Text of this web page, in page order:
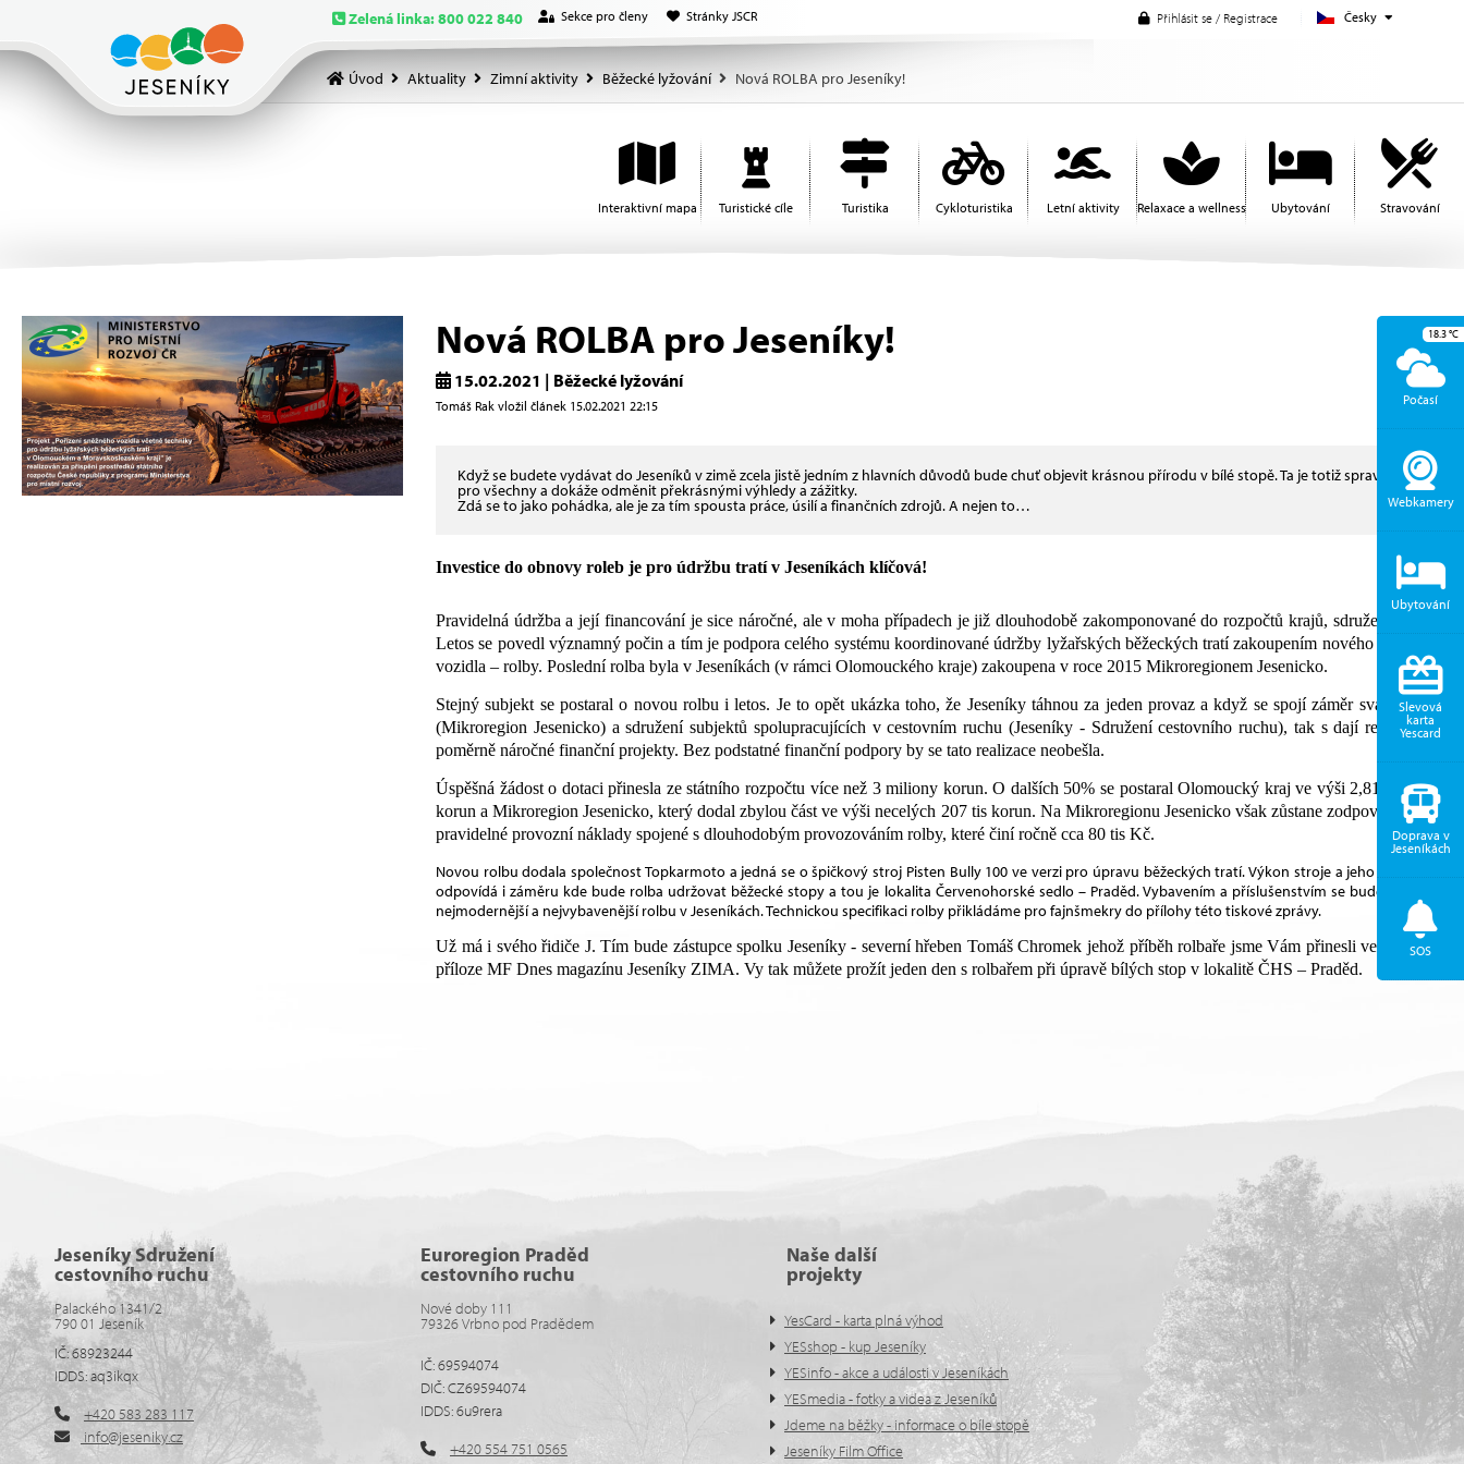
Česky
Přihlásit se / Registrace
Zelená linka: 800 022 840 Sekce pro členy Stránky JSCR
Úvod Aktuality Zimní aktivity Běžecké lyžování Nová ROLBA pro Jeseníky!
Interaktivní mapa Turistické cíle Turistika Cykloturistika Letní aktivity Relaxace a wellness Ubytování Stravování
Nová ROLBA pro Jeseníky!
15.02.2021 | Běžecké lyžování
Tomáš Rak vložil článek 15.02.2021 22:15
Když se budete vydávat do Jeseníků v zimě zcela jistě jedním z hlavních důvodů bude chuť objevit krásnou přírodu v bílé stopě. Ta je totiž spravedlivá
pro všechny a dokáže odměnit překrásnými výhledy a zážitky.
Zdá se to jako pohádka, ale je za tím spousta práce, úsilí a finančních zdrojů. A nejen to…
Investice do obnovy roleb je pro údržbu tratí v Jeseníkách klíčová!
Pravidelná údržba a její financování je sice náročné, ale v moha případech je již dlouhodobě zakomponované do rozpočtů krajů, sdružení a obcí.
Letos se povedl významný počin a tím je podpora celého systému koordinované údržby lyžařských běžeckých tratí zakoupením nového sněžného
vozidla – rolby. Poslední rolba byla v Jeseníkách (v rámci Olomouckého kraje) zakoupena v roce 2015 Mikroregionem Jesenicko.
Stejný subjekt se postaral o novou rolbu i letos. Je to opět ukázka toho, že Jeseníky táhnou za jeden provaz a když se spojí záměr svazku obcí
(Mikroregion Jesenicko) a sdružení subjektů spolupracujících v cestovním ruchu (Jeseníky - Sdružení cestovního ruchu), tak s dají realizovat i
poměrně náročné finanční projekty. Bez podstatné finanční podpory by se tato realizace neobešla.
Úspěšná žádost o dotaci přinesla ze státního rozpočtu více než 3 miliony korun. O dalších 50% se postaral Olomoucký kraj ve výši 2,819 milonu
korun a Mikroregion Jesenicko, který dodal zbylou část ve výši necelých 207 tis korun. Na Mikroregionu Jesenicko však zůstane zodpovědnost za
pravidelné provozní náklady spojené s dlouhodobým provozováním rolby, které činí ročně cca 80 tis Kč.
Novou rolbu dodala společnost Topkarmoto a jedná se o špičkový stroj Pisten Bully 100 ve verzi pro úpravu běžeckých tratí. Výkon stroje a jeho nastavení
odpovídá i záměru kde bude rolba udržovat běžecké stopy a tou je lokalita Červenohorské sedlo – Praděd. Vybavením a příslušenstvím se bude jednat o
nejmodernější a nejvybavenější rolbu v Jeseníkách. Technickou specifikaci rolby přikládáme pro fajnšmekry do přílohy této tiskové zprávy.
Už má i svého řidiče J. Tím bude zástupce spolku Jeseníky - severní hřeben Tomáš Chromek jehož příběh rolbaře jsme Vám přinesli ve speciální
příloze MF Dnes magazínu Jeseníky ZIMA. Vy tak můžete prožít jeden den s rolbařem při úpravě bílých stop v lokalitě ČHS – Praděd.
Jeseníky Sdružení
cestovního ruchu
Palackého 1341/2
790 01 Jeseník
IČ: 68923244
IDDS: aq3ikqx
+420 583 283 117
info@jeseniky.cz
Euroregion Praděd
cestovního ruchu
Nové doby 111
79326 Vrbno pod Pradědem
IČ: 69594074
DIČ: CZ69594074
IDDS: 6u9rera
+420 554 751 0565
Naše další
projekty
YesCard - karta plná výhod
YESshop - kup Jeseníky
YESinfo - akce a události v Jeseníkách
YESmedia - fotky a videa z Jeseníků
Jdeme na běžky - informace o bíle stopě
Jeseníky Film Office
Počasí
18.3°C
Webkamery
Ubytování
Slevová
karta
Yescard
Doprava v
Jeseníkách
SOS